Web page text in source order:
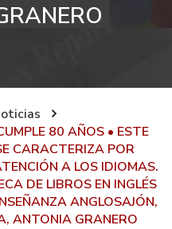
80 AÑOS • ESTE
CARACTERIZA POR
A LOS IDIOMAS.
DE LIBROS EN INGLÉS
ANGLOSAJÓN,
ANTONIA GRANERO